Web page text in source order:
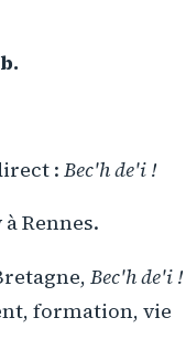
: Bec'h de'i !
Rennes.
Bec'h de'i !
formation, vie